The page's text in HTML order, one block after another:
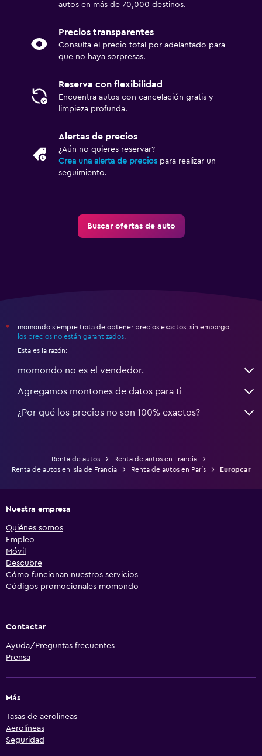
autos en más de 70,000 destinos.
Precios transparentes
Consulta el precio total por adelantado para
que no haya sorpresas.
Reserva con flexibilidad
Encuentra autos con cancelación gratis y
limpieza profunda.
Alertas de precios
¿Aún no quieres reservar?
Crea una alerta de precios para realizar un
seguimiento.
Buscar ofertas de auto
*
momondo siempre trata de obtener precios exactos, sin embargo,
los precios no están garantizados.
Esta es la razón:
momondo no es el vendedor.
Agregamos montones de datos para ti
¿Por qué los precios no son 100% exactos?
Renta de autos
Renta de autos en Francia
Renta de autos en Isla de Francia
Renta de autos en París Europcar
Nuestra empresa
Quiénes somos
Empleo
Móvil
Descubre
Cómo funcionan nuestros servicios
Códigos promocionales momondo
Contactar
Ayuda/Preguntas frecuentes
Prensa
Más
Tasas de aerolíneas
Aerolíneas
Seguridad